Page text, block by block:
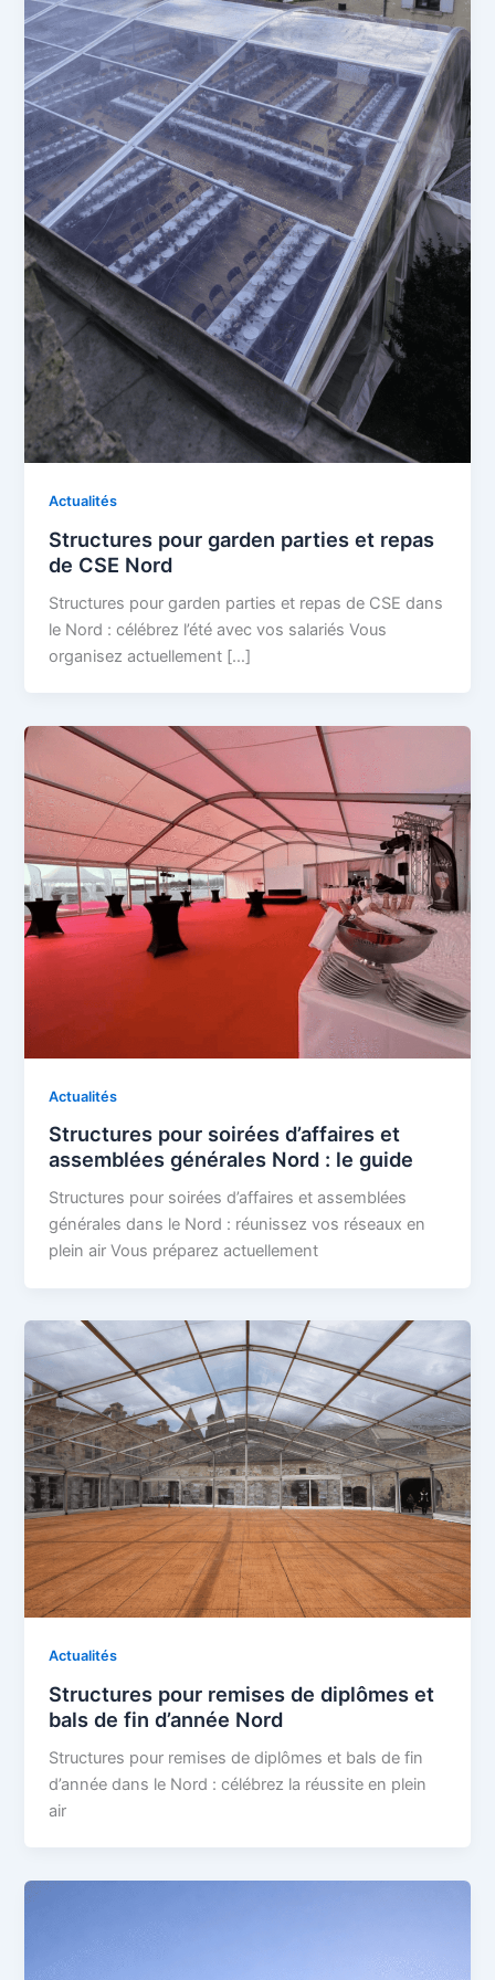
Actualités
Structures pour garden parties et repas
de CSE Nord
Structures pour garden parties et repas de CSE dans
le Nord : célébrez l’été avec vos salariés Vous
organisez actuellement […]
Actualités
Structures pour soirées d’affaires et
assemblées générales Nord : le guide
Structures pour soirées d’affaires et assemblées
générales dans le Nord : réunissez vos réseaux en
plein air Vous préparez actuellement
Actualités
Structures pour remises de diplômes et
bals de fin d’année Nord
Structures pour remises de diplômes et bals de fin
d’année dans le Nord : célébrez la réussite en plein
air